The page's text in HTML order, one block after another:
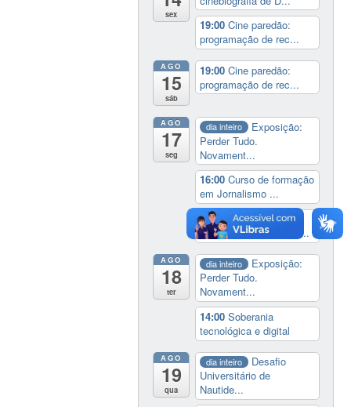
sex
19:00Cine paredão:
programação de rec...
AGO
15
sáb
19:00Cine paredão:
programação de rec...
AGO
17
seg
dia inteiro
Exposição:
Perder Tudo.
Novament...
16:00Curso de formação
em Jornalismo ...
19:00 Aula Magna do
IELA: Homenagem ao...
AGO
18
ter
dia inteiro
Exposição:
Perder Tudo.
Novament...
14:00Soberania
tecnológica e digital
AGO
19
qua
dia inteiro
Desafio
Universitário de
Nautide...